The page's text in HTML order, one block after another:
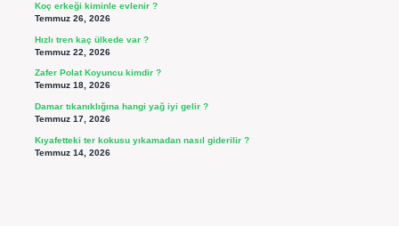
Koç erkeği kiminle evlenir ?
Temmuz 26, 2026
Hızlı tren kaç ülkede var ?
Temmuz 22, 2026
Zafer Polat Koyuncu kimdir ?
Temmuz 18, 2026
Damar tıkanıklığına hangi yağ iyi gelir ?
Temmuz 17, 2026
Kıyafetteki ter kokusu yıkamadan nasıl giderilir ?
Temmuz 14, 2026